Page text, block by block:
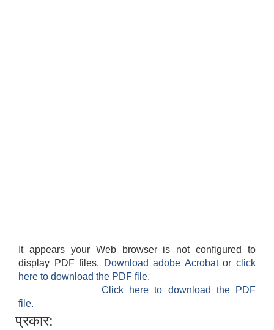
It appears your Web browser is not configured to
display PDF files.
Download adobe Acrobatorclick
here to download the PDF file.
Click here to download the PDF
file.
प्रकार: